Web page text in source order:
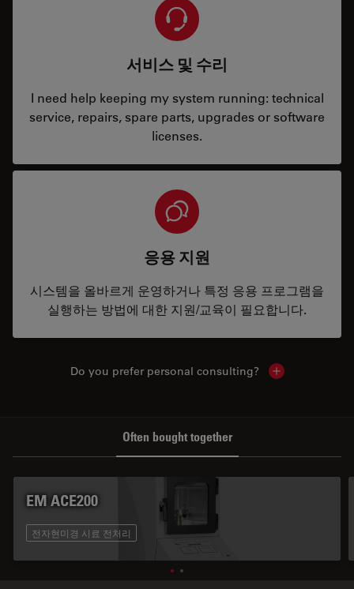
서비스 및 수리
I need help keeping my system running: technical
service, repairs, spare parts, upgrades or software
licenses.
응용 지원
시스템을 올바르게 운영하거나 특정 응용 프로그램을
실행하는 방법에 대한 지원/교육이 필요합니다.
Do you prefer personal consulting? Show local
Often bought together
EM ACE200
전자현미경 시료 전처리